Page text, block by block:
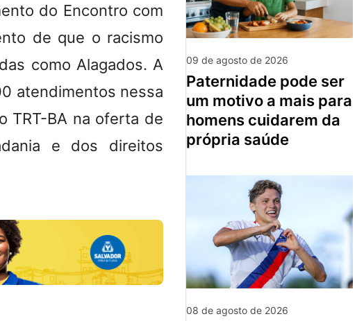
do Encontro com
de que o racismo
como Alagados. A
atendimentos nessa
TRT-BA na oferta de
e dos direitos
09 de agosto de 2026
paternidade pode ser
um motivo a mais para
homens cuidarem da
própria saúde
08 de agosto de 2026